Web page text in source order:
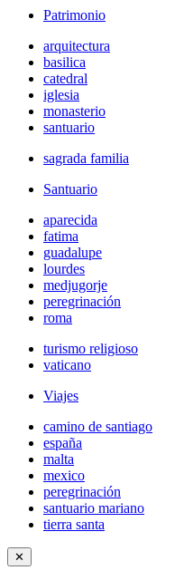
Patrimonio
arquitectura
basilica
catedral
iglesia
monasterio
santuario
sagrada familia
Santuario
aparecida
fatima
guadalupe
lourdes
medjugorje
peregrinación
roma
turismo religioso
vaticano
Viajes
camino de santiago
españa
malta
mexico
peregrinación
santuario mariano
tierra santa
✕